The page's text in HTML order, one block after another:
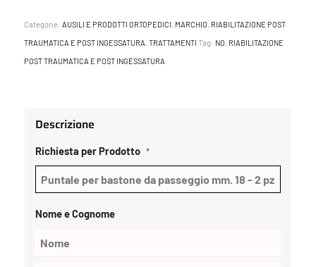
Categorie: AUSILI E PRODOTTI ORTOPEDICI, MARCHIO, RIABILITAZIONE POST
TRAUMATICA E POST INGESSATURA, TRATTAMENTI Tag: NO, RIABILITAZIONE
POST TRAUMATICA E POST INGESSATURA
Descrizione
Richiesta per Prodotto *
Nome e Cognome